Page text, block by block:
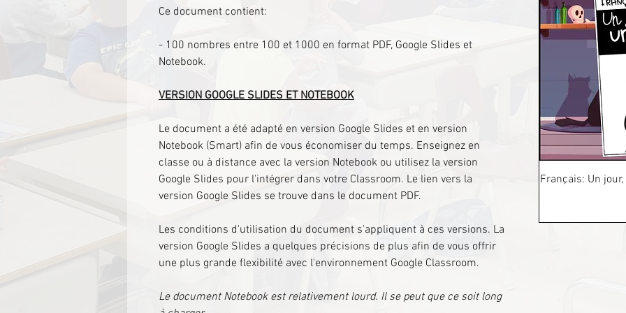
Ce document contient:
- 100 nombres entre 100 et 1000 en format PDF, Google Slides et
Notebook.
VERSION GOOGLE SLIDES ET NOTEBOOK
Le document a été adapté en version Google Slides et en version
Notebook (Smart) afin de vous économiser du temps. Enseignez en
classe ou à distance avec la version Notebook ou utilisez la version
Google Slides pour l'intégrer dans votre Classroom. Le lien vers la
version Google Slides se trouve dans le document PDF.
Les conditions d'utilisation du document s'appliquent à ces versions. La
version Google Slides a quelques précisions de plus afin de vous offrir
une plus grande flexibilité avec l'environnement Google Classroom.
Le document Notebook est relativement lourd. Il se peut que ce soit long
Français: Un